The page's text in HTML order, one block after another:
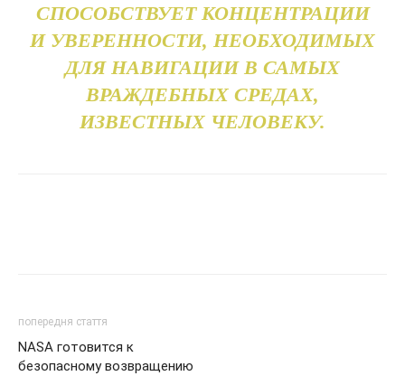
СПОСОБСТВУЕТ КОНЦЕНТРАЦИИ
И УВЕРЕННОСТИ, НЕОБХОДИМЫХ
ДЛЯ НАВИГАЦИИ В САМЫХ
ВРАЖДЕБНЫХ СРЕДАХ,
ИЗВЕСТНЫХ ЧЕЛОВЕКУ.
попередня стаття
NASA готовится к
безопасному возвращению